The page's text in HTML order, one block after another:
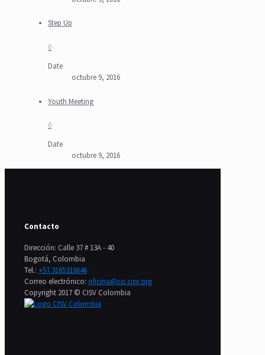
Step Up
0
Date
octubre 9, 2016
Youth Meeting
0
Date
octubre 9, 2016
Contacto
Dirección: Calle 37 # 13A - 40
Bogotá, Colombia
Tel.: +57 3165318646
Correo electrónico: oficina@co.cisv.org
Copyright 2017 © CISV Colombia